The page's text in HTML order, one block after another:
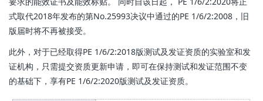
式取代2018年发布的第No.25993决议中通过的PE 1/6/2:2008，旧
版届时将不再被接受。
此外，对于已经取得PE 1/6/2:2018版测试及发证资质的实验室和发
证机构，只需提交资质更新申请，即可在保持测试和发证范围不变
的基础下，享有PE 1/6/2:2020版测试及发证资质。